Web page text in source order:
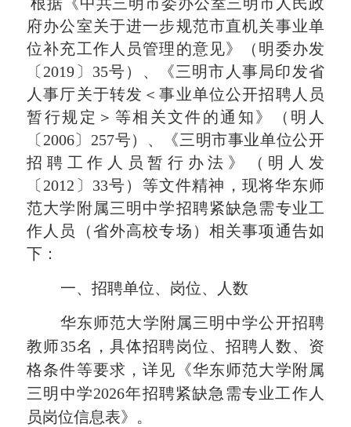
府办公室关于进一步规范市直机关事业单
位补充工作人员管理的意见》（明委办发
〔 2019〕35号）、《三明市人事局印发省
人事厅关于转发＜事业单位公开招聘人员
暂行规定＞等相关文件的通知》（明人
〔2006〕257号）、《三明市事业单位公开
招聘工作人员暂行办法》（明人发
〔2012〕33号）等文件精神，现将华东师
范大学附属三明中学招聘紧缺急需专业工
作人员（省外高校专场）相关事项通告如
下：
一、招聘单位、岗位、人数
华东师范大学附属三明中学公开招聘
教师35名，具体招聘岗位、招聘人数、资
格条件等要求，详见《华东师范大学附属
三明中学2026年招聘紧缺急需专业工作人
员岗位信息表》。